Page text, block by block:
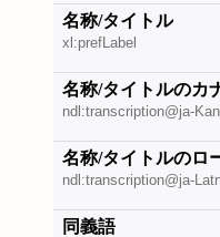
名称/タイトル
xl:prefLabel
名称/タイトルのカ
ndl:transcription@ja-
名称/タイトルのロ
ndl:transcription@ja-
同義語